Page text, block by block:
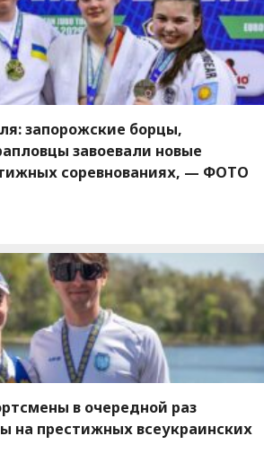
запорожские борцы,
завоевали новые
соревнованиях, — ФОТО
в очередной раз
на престижных всеукраинских